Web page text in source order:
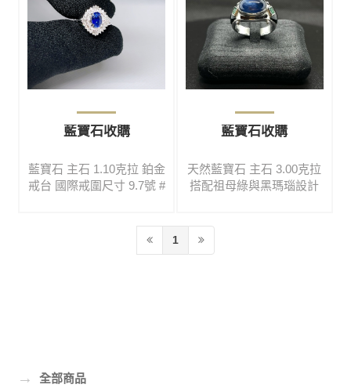
藍寶石收購
藍寶石 主石 1.10克拉 鉑金
戒台 國際戒圍尺寸 9.7號 #
翠#玉鐲#黃金#K金#鉑金#
藍寶石收購
天然藍寶石 主石 3.00克拉
搭配祖母綠與黑瑪瑙設計
手#鑽石#彩寶#名錶#翡翠#
玉鐲#黃金#K金#鉑金#各
1
→ 全部商品